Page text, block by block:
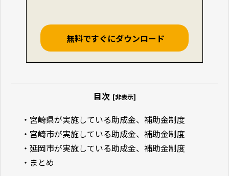
無料ですぐにダウンロード
目次 [非表示]
・ 宮崎県が実施している助成金、補助金制度
・ 宮崎市が実施している助成金、補助金制度
・ 延岡市が実施している助成金、補助金制度
・ まとめ